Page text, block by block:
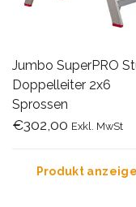
Jumbo SuperPRO
Doppelleiter 2x6
Sprossen
€302,00 Exkl. MwSt
Produkt